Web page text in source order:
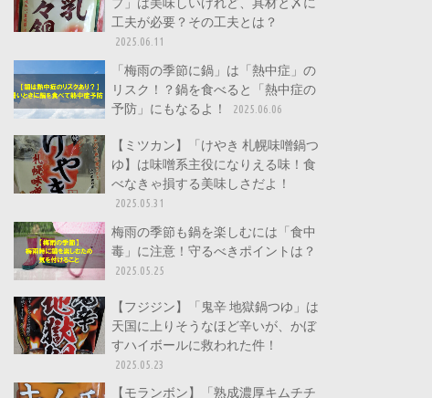
工夫が必要？その工夫とは？
2025.06.11
「梅雨の季節に鍋」は「熱中症」の
リスク！？鍋を食べると「熱中症の
予防」にもなるよ！
2025.06.06
【ミツカン】「けやき 札幌味噌鍋つ
ゆ】は味噌系主役になりえる味！食
べなきゃ損する美味しさだよ！
2025.05.31
梅雨の季節も鍋を楽しむには「食中
毒」に注意！守るべきポイントは？
2025.05.25
【フジジン】「鬼辛 地獄鍋つゆ」は
天国に上りそうなほど辛いが、かぼ
すハイボールに救われた件！
2025.05.23
【モランボン】「熟成濃厚キムチチ